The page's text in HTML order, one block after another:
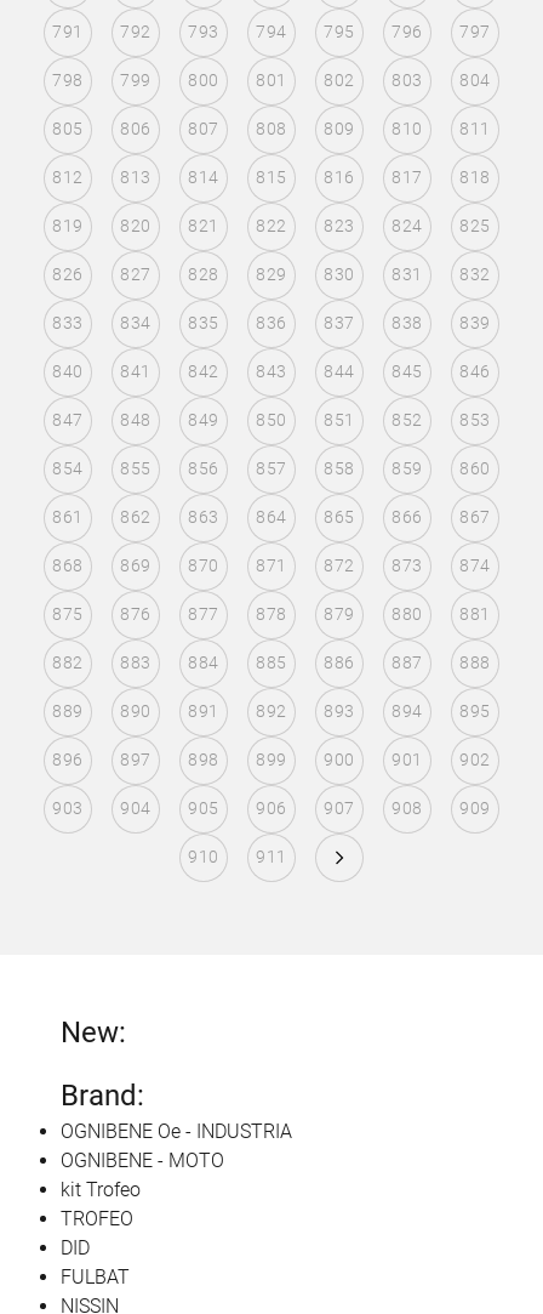
791 792 793 794 795 796 797
798 799 800 801 802 803 804
805 806 807 808 809 810 811
812 813 814 815 816 817 818
819 820 821 822 823 824 825
826 827 828 829 830 831 832
833 834 835 836 837 838 839
840 841 842 843 844 845 846
847 848 849 850 851 852 853
854 855 856 857 858 859 860
861 862 863 864 865 866 867
868 869 870 871 872 873 874
875 876 877 878 879 880 881
882 883 884 885 886 887 888
889 890 891 892 893 894 895
896 897 898 899 900 901 902
903 904 905 906 907 908 909
910 911
New:
Brand:
OGNIBENE Oe - INDUSTRIA
OGNIBENE - MOTO
kit Trofeo
TROFEO
DID
FULBAT
NISSIN